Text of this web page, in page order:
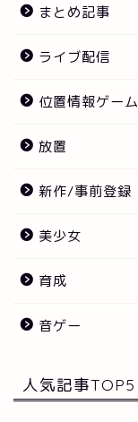
まとめ記事
ライブ配信
位置情報ゲーム
放置
新作/事前登録
美少女
育成
音ゲー
人気記事TOP5